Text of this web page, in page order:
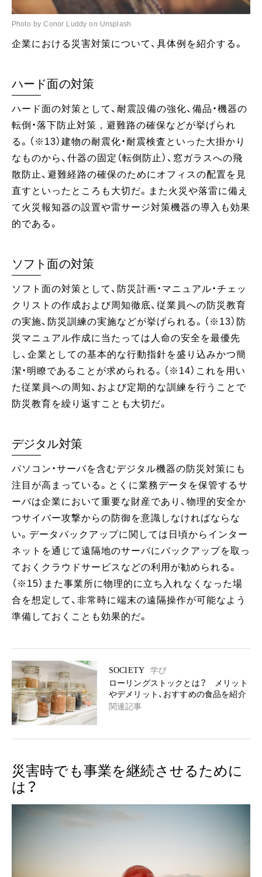
Photo by Conor Luddy on Unsplash
企業における災害対策について、具体例を紹介する。
ハード面の対策
ハード面の対策として、耐震設備の強化、備品・機器の
転倒・落下防止対策，避難路の確保などが挙げられ
る。（※13）建物の耐震化・耐震検査といった大掛かり
なものから、什器の固定（転倒防止）、窓ガラスへの飛
散防止、避難経路の確保のためにオフィスの配置を見
直すといったところも大切だ。また火災や落雷に備え
て火災報知器の設置や雷サージ対策機器の導入も効果
的である。
ソフト面の対策
ソフト面の対策として、防災計画・マニュアル・チェッ
クリストの作成および周知徹底、従業員への防災教育
の実施、防災訓練の実施などが挙げられる。（※13）防
災マニュアル作成に当たっては人命の安全を最優先
し、企業としての基本的な行動指針を盛り込みかつ簡
潔・明瞭であることが求められる。（※14）これを用い
た従業員への周知、および定期的な訓練を行うことで
防災教育を繰り返すことも大切だ。
デジタル対策
パソコン・サーバを含むデジタル機器の防災対策にも
注目が高まっている。とくに業務データを保管するサ
ーバは企業において重要な財産であり、物理的安全か
つサイバー攻撃からの防御を意識しなければならな
い。データバックアップに関しては日頃からインター
ネットを通じて遠隔地のサーバにバックアップを取っ
ておくクラウドサービスなどの利用が勧められる。
（※15）また事業所に物理的に立ち入れなくなった場
合を想定して、非常時に端末の遠隔操作が可能なよう
準備しておくことも効果的だ。
SOCIETY
学び
ローリングストックとは？ メリット
やデメリット、おすすめの食品を紹介
関連記事
災害時でも事業を継続させるために
は？